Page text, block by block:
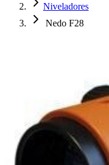
Niveladores
Nedo F28